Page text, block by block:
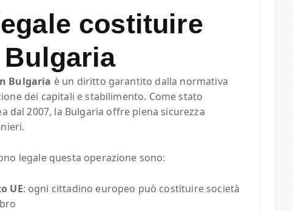
costituire
Bulgaria è un diritto garantito dalla normativa
dei capitali e stabilimento. Come stato
dal 2007, la Bulgaria offre piena sicurezza
legale questa operazione sono:
UE: ogni cittadino europeo può costituire società